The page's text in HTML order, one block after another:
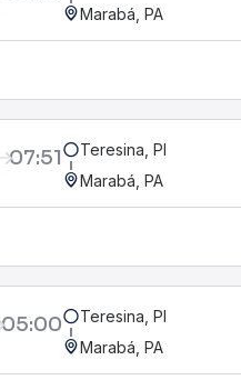
Marabá, PA
07:51
Teresina, PI
Marabá, PA
05:00
Teresina, PI
Marabá, PA